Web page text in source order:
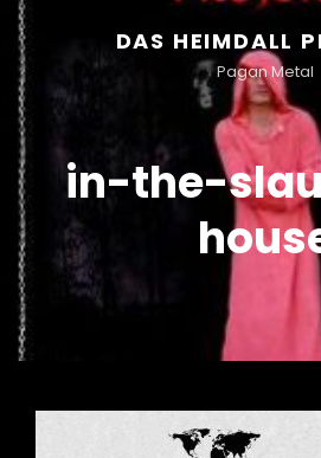
DAS HEIMDALL
Pagan Metal
in-the-